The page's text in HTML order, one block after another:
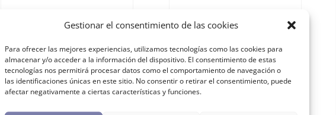
Gestionar el consentimiento de las cookies
Para ofrecer las mejores experiencias, utilizamos tecnologías como las cookies para
almacenar y/o acceder a la información del dispositivo. El consentimiento de estas
tecnologías nos permitirá procesar datos como el comportamiento de navegación o
las identificaciones únicas en este sitio. No consentir o retirar el consentimiento, puede
afectar negativamente a ciertas características y funciones.
Suscripción mensual Basic
53,00€ / mes
Suscripción mensual Plus
120,00€ / mes